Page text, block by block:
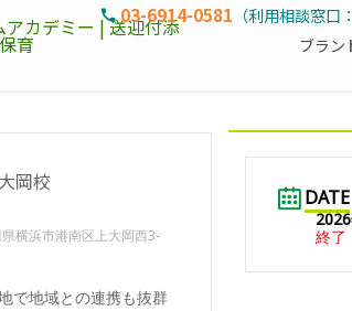
ブラン
03-6914-0581 （利用相談窓口
横浜市港南区上大岡西3-
で地域との連携も抜群
DATE
終了